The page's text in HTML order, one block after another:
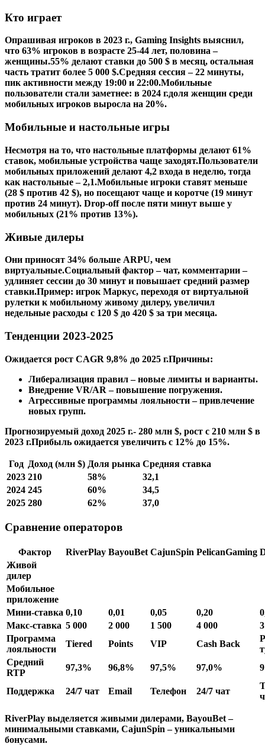
Кто играет
Опрашивая игроков в 2023 г., Gaming Insights выяснил,
что 63% игроков в возрасте 25-44 лет, половина –
женщины.55% делают ставки до 500 $ в месяц, остальная
часть тратит более 5 000 $.Средняя сессия – 22 минуты,
пик активности между 19:00 и 22:00.Мобильные
пользователи стали заметнее: в 2024 г.доля женщин среди
мобильных игроков выросла на 20%.
Мобильные и настольные игры
Несмотря на то, что настольные платформы делают 61%
ставок, мобильные устройства чаще заходят.Пользователи
мобильных приложений делают 4,2 входа в неделю, тогда
как настольные – 2,1.Мобильные игроки ставят меньше
(28 $ против 42 $), но посещают чаще и коротче (19 минут
против 24 минут). Drop‑off после пяти минут выше у
мобильных (21% против 13%).
Живые дилеры
Они приносят 34% больше ARPU, чем
виртуальные.Социальный фактор – чат, комментарии –
удлиняет сессии до 30 минут и повышает средний размер
ставки.Пример: игрок Маркус, переходя от виртуальной
рулетки к мобильному живому дилеру, увеличил
недельные расходы с 120 $ до 420 $ за три месяца.
Тенденции 2023‑2025
Ожидается рост CAGR 9,8% до 2025 г.Причины:
Либерализация правил – новые лимиты и варианты.
Внедрение VR/AR – повышение погружения.
Агрессивные программы лояльности – привлечение
новых групп.
Прогнозируемый доход 2025 г.- 280 млн $, рост с 210 млн $ в
2023 г.Прибыль ожидается увеличить с 12% до 15%.
Год Доход (млн $) Доля рынка Средняя ставка
2023 210 58%
32,1
2024 245 60%
34,5
2025 280 62% 37,0
Сравнение операторов
Фактор RiverPlay BayouBet CajunSpin PelicanGaming
Живой
дилер
Мобильное
приложение
Мини‑ставка 0,10 0,01 0,05 0,20
Макс‑ставка 5 000 2 000 1 500 4 000
Программа
лояльности
Tiered Points VIP Cash Back
Средний
RTP
97,3% 96,8% 97,5% 97,0%
Поддержка 24/7 чат Email Телефон 24/7 чат
RiverPlay выделяется живыми дилерами, BayouBet –
минимальными ставками, CajunSpin – уникальными
бонусами.